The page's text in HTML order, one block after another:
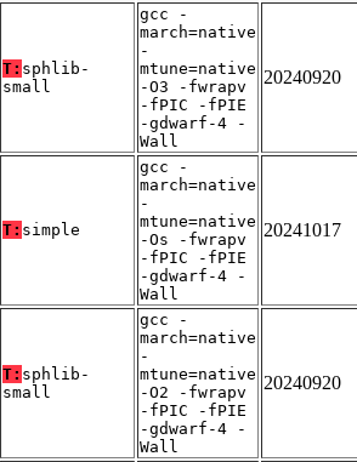
T: sphlib-
small
gcc -
march=native
-
mtune=native
-O3 -fwrapv
-fPIC -fPIE
-gdwarf-4 -
Wall
20240920
T: simple
gcc -
march=native
-
mtune=native
-Os -fwrapv
-fPIC -fPIE
-gdwarf-4 -
Wall
20241017
T: sphlib-
small
gcc -
march=native
-
mtune=native
-O2 -fwrapv
-fPIC -fPIE
-gdwarf-4 -
Wall
20240920